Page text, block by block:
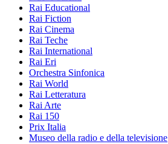
Rai Educational
Rai Fiction
Rai Cinema
Rai Teche
Rai International
Rai Eri
Orchestra Sinfonica
Rai World
Rai Letteratura
Rai Arte
Rai 150
Prix Italia
Museo della radio e della televisione